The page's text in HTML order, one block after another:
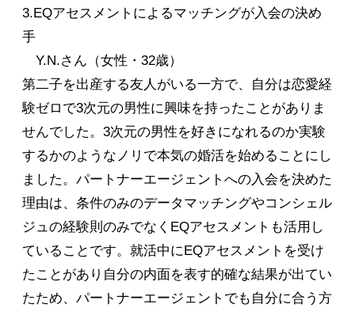
3.EQアセスメントによるマッチングが入会の決め
手
Y.N.さん（女性・32歳）
第二子を出産する友人がいる一方で、自分は恋愛経
験ゼロで3次元の男性に興味を持ったことがありま
せんでした。3次元の男性を好きになれるのか実験
するかのようなノリで本気の婚活を始めることにし
ました。パートナーエージェントへの入会を決めた
理由は、条件のみのデータマッチングやコンシェル
ジュの経験則のみでなくEQアセスメントも活用し
ていることです。就活中にEQアセスメントを受け
たことがあり自分の内面を表す的確な結果が出てい
たため、パートナーエージェントでも自分に合う方